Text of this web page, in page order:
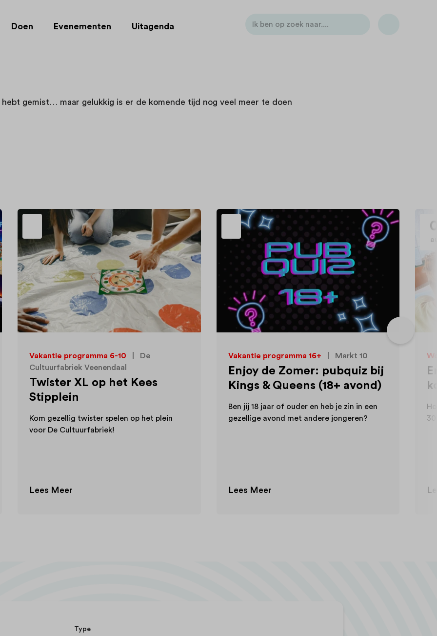
Doen Evenementen Uitagenda
gemist… maar gelukkig is er de komende tijd nog veel meer te doen
Vakantie programma 16+
Enjoy de Zomer: pubquiz bij
Kings & Queens (18+ avond)
gezellige avond met andere jongeren?
Lees Meer
06
Workshop / Cursus Markt 10
Enjoy de Zomer:
kookworkshop
Houd jij van koken en ben je tussen de 13 en
30 jaar?
Lees Meer
Type